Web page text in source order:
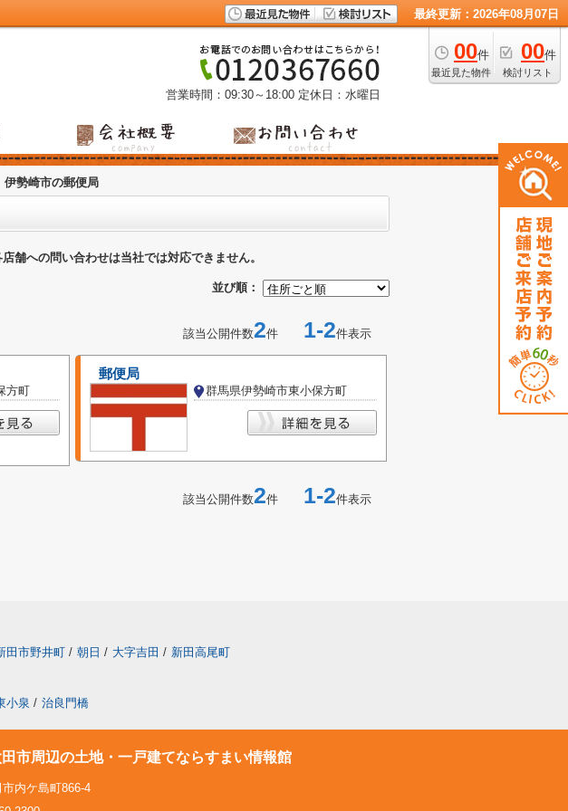
最終更新：2026年08月07日
00件
最近見た物件
00件
検討リスト
営業時間：09:30～18:00 定休日：水曜日
伊勢崎市の郵便局
舗への問い合わせは当社では対応できません。
並び順：
該当公開件数2件 1-2件表示
方町
郵便局
群馬県伊勢崎市東小保方町
該当公開件数2件 1-2件表示
田市野井町 / 朝日 / 大字吉田 / 新田高尾町
小泉 / 治良門橋
市周辺の土地・一戸建てならすまい情報館
内ケ島町866-4